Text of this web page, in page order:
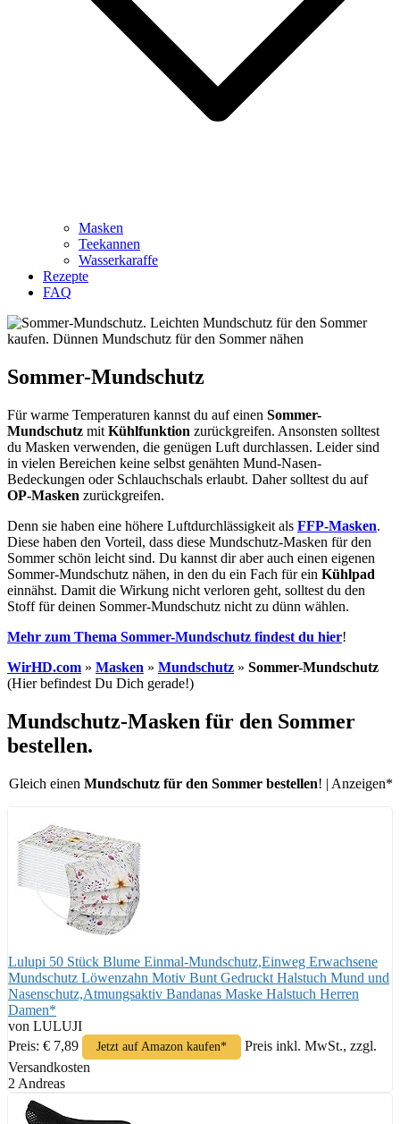
Masken
Teekannen
Wasserkaraffe
Rezepte
FAQ
Sommer-Mundschutz
Für warme Temperaturen kannst du auf einen Sommer-
Mundschutz mit Kühlfunktion zurückgreifen. Ansonsten solltest
du Masken verwenden, die genügen Luft durchlassen. Leider sind
in vielen Bereichen keine selbst genähten Mund-Nasen-
Bedeckungen oder Schlauchschals erlaubt. Daher solltest du auf
OP-Masken zurückgreifen.
Denn sie haben eine höhere Luftdurchlässigkeit als FFP-Masken.
Diese haben den Vorteil, dass diese Mundschutz-Masken für den
Sommer schön leicht sind. Du kannst dir aber auch einen eigenen
Sommer-Mundschutz nähen, in den du ein Fach für ein Kühlpad
einnähst. Damit die Wirkung nicht verloren geht, solltest du den
Stoff für deinen Sommer-Mundschutz nicht zu dünn wählen.
Mehr zum Thema Sommer-Mundschutz findest du hier!
WirHD.com » Masken » Mundschutz » Sommer-Mundschutz
(Hier befindest Du Dich gerade!)
Mundschutz-Masken für den Sommer
bestellen.
Gleich einen Mundschutz für den Sommer bestellen! | Anzeigen*
Lulupi 50 Stück Blume Einmal-Mundschutz,Einweg Erwachsene
Mundschutz Löwenzahn Motiv Bunt Gedruckt Halstuch Mund und
Nasenschutz,Atmungsaktiv Bandanas Maske Halstuch Herren
Damen*
von LULUJI
Preis: € 7,89
Jetzt auf Amazon kaufen*
Preis inkl. MwSt., zzgl.
Versandkosten
2 Andreas